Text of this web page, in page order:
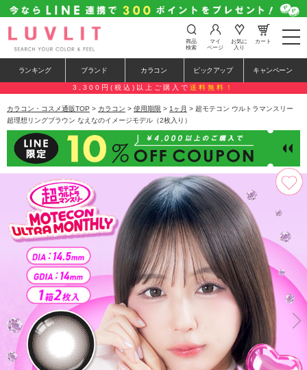
t
o
e
n
a
a
i
o
n
商品
検索
マイ
ページ
お気に
入り
カート
ランキング ブランド カラコン ピックアップ キャンペーン
3,300円(税込)以上ご購入で 送料無料！
カラコン・コスメ通販TOP > カラコン > 使用期限 > 1ヶ月 > 超モテコン ウルトラマンスリー
超理想リングブラウン なえなのイメージモデル（2枚入り）